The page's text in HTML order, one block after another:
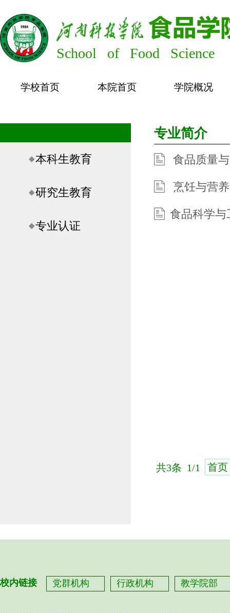
School of Food Science
学校首页 本院首页 学院概况
本科生教育
研究生教育
专业认证
专业简介
食品质量
烹饪与营
食品科学与
共3条 1/1 首页
校内链接 党群机构 行政机构 教学院部